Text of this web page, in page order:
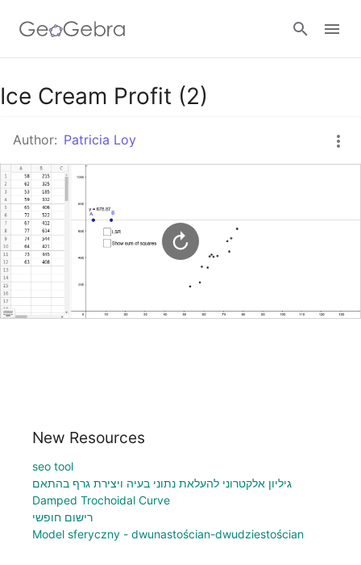
Google Classroom
GeoGebra Classroom
Ice Cream Profit (2)
Author: Patricia Loy
New Resources
seo tool
גיליון אלקטרוני להעלאת נתוני בעיה ויצירת גרף בהתאם
Damped Trochoidal Curve
רישום חופשי
Model sferyczny - dwunastościan-dwudziestościan